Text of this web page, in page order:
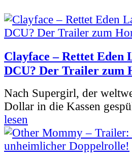
Clayface – Rettet Eden
DCU? Der Trailer
Nach Supergirl, der
Dollar in die Kassen
lesen